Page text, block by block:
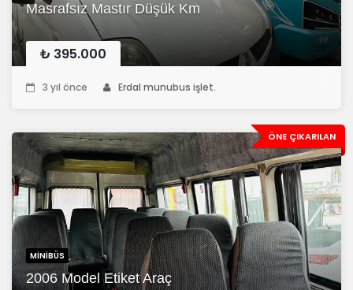
Masrafsız Mastır Düşük Km
₺ 395.000
3 yıl önce Erdal munubus işlet.
ÖNE ÇIKARILAN
MINIBÜS
2006 Model Etiket Araç